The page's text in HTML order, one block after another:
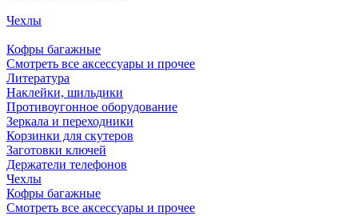
Чехлы
Кофры багажные
Смотреть все аксессуары и прочее
Литература
Наклейки, шильдики
Противоугонное оборудование
Зеркала и переходники
Корзинки для скутеров
Заготовки ключей
Держатели телефонов
Чехлы
Кофры багажные
Смотреть все аксессуары и прочее